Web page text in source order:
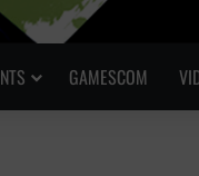
GAMESCOM